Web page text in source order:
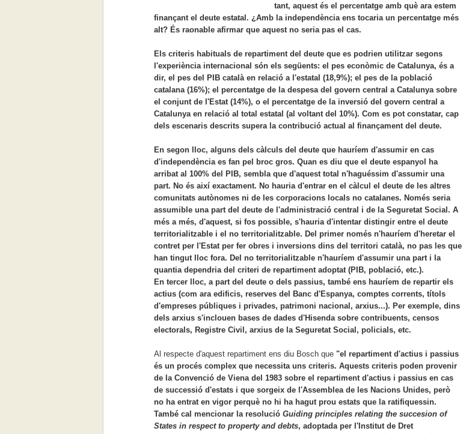
tant, aquest és el percentatge amb què ara estem
finançant el deute estatal. ¿Amb la independència ens tocaria un percentatge més
alt? És raonable afirmar que aquest no seria pas el cas.
Els criteris habituals de repartiment del deute que es podrien utilitzar segons
l'experiència internacional són els següents: el pes econòmic de Catalunya, és a
dir, el pes del PIB català en relació a l'estatal (18,9%); el pes de la població
catalana (16%); el percentatge de la despesa del govern central a Catalunya sobre
el conjunt de l'Estat (14%), o el percentatge de la inversió del govern central a
Catalunya en relació al total estatal (al voltant del 10%). Com es pot constatar, cap
dels escenaris descrits supera la contribució actual al finançament del deute.
En segon lloc, alguns dels càlculs del deute que hauríem d'assumir en cas
d'independència es fan pel broc gros. Quan es diu que el deute espanyol ha
arribat al 100% del PIB, sembla que d'aquest total n'haguéssim d'assumir una
part. No és així exactament. No hauria d'entrar en el càlcul el deute de les altres
comunitats autònomes ni de les corporacions locals no catalanes. Només seria
assumible una part del deute de l'administració central i de la Seguretat Social. A
més a més, d'aquest, si fos possible, s'hauria d'intentar distingir entre el deute
territorialitzable i el no territorialitzable. Del primer només n'hauríem d'heretar el
contret per l'Estat per fer obres i inversions dins del territori català, no pas les que
han tingut lloc fora. Del no territorialitzable n'hauríem d'assumir una part i la
quantia dependria del criteri de repartiment adoptat (PIB, població, etc.).
En tercer lloc, a part del deute o dels passius, també ens hauríem de repartir els
actius (com ara edificis, reserves del Banc d'Espanya, comptes corrents, títols
d'empreses públiques i privades, patrimoni nacional, arxius...). Per exemple, dins
dels arxius s'inclouen bases de dades d'Hisenda sobre contribuents, censos
electorals, Registre Civil, arxius de la Seguretat Social, policials, etc.
Al respecte d'aquest repartiment ens diu Bosch que "el repartiment d'actius i passius
és un procés complex que necessita uns criteris. Aquests criteris poden provenir
de la Convenció de Viena del 1983 sobre el repartiment d'actius i passius en cas
de successió d'estats i que sorgeix de l'Assemblea de les Nacions Unides, però
no ha entrat en vigor perquè no hi ha hagut prou estats que la ratifiquessin.
També cal mencionar la resolució Guiding principles relating the succesion of
States in respect to property and debts, adoptada per l'Institut de Dret